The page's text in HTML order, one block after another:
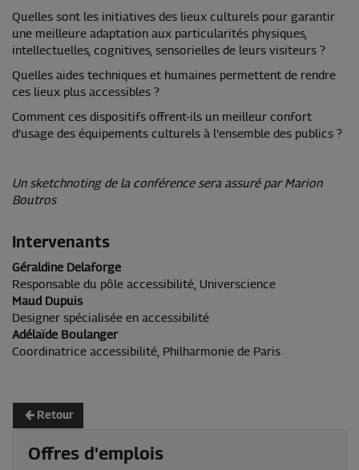
Quelles sont les initiatives des lieux culturels pour garantir
une meilleure adaptation aux particularités physiques,
intellectuelles, cognitives, sensorielles de leurs visiteurs ?
Quelles aides techniques et humaines permettent de rendre
ces lieux plus accessibles ?
Comment ces dispositifs offrent-ils un meilleur confort
d'usage des équipements culturels à l'ensemble des publics ?
Un sketchnoting de la conférence sera assuré par Marion
Boutros
Intervenants
Géraldine Delaforge
Responsable du pôle accessibilité, Universcience
Maud Dupuis
Designer spécialisée en accessibilité
Adélaïde Boulanger
Coordinatrice accessibilité, Philharmonie de Paris
Retour
Offres d'emplois